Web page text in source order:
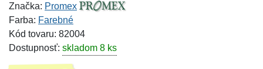
Značka: Promex
Farba: Farebné
Kód tovaru: 82004
Dostupnosť: skladom 8 ks